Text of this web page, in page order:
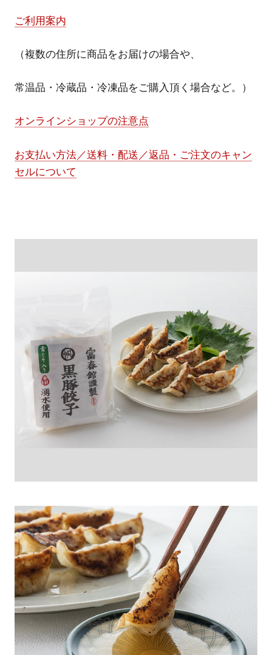
ご利用案内
（複数の住所に商品をお届けの場合や、
常温品・冷蔵品・冷凍品をご購入頂く場合など。）
オンラインショップの注意点
お支払い方法／送料・配送／返品・ご注文のキャン
セルについて